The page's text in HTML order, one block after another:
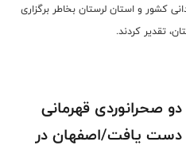
کشور و استان لرستان بخاطر برگزاری
صحرانوردی قهرمانی
دست یافت/اصفهان در